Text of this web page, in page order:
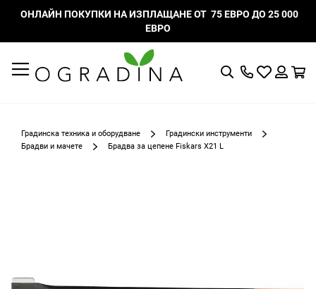
ОНЛАЙН ПОКУПКИ НА ИЗПЛАЩАНЕ ОТ 75 ЕВРО ДО 25 000
ЕВРО
ТърсенеМоят
Градинска техника и оборудване
Градински инструменти
Брадви и мачете
Брадва за цепене Fiskars X21 L